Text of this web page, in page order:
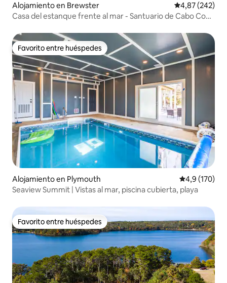
Alojamiento en Brewster Calificación
4,87 (242)
Casa del estanque frente al mar - Santuario de Cabo Cod
Favorito entre huéspedes
Favorito entre huéspedes
Alojamiento en Plymouth Calificación
4,9 (170)
Seaview Summit | Vistas al mar, piscina cubierta, playa
Favorito entre huéspedes
Favorito entre huéspedes